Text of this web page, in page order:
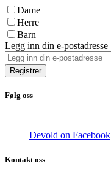
Dame
Herre
Barn
Legg inn din e-postadresse
Registrer
Følg oss
Devold on Facebook
Kontakt oss